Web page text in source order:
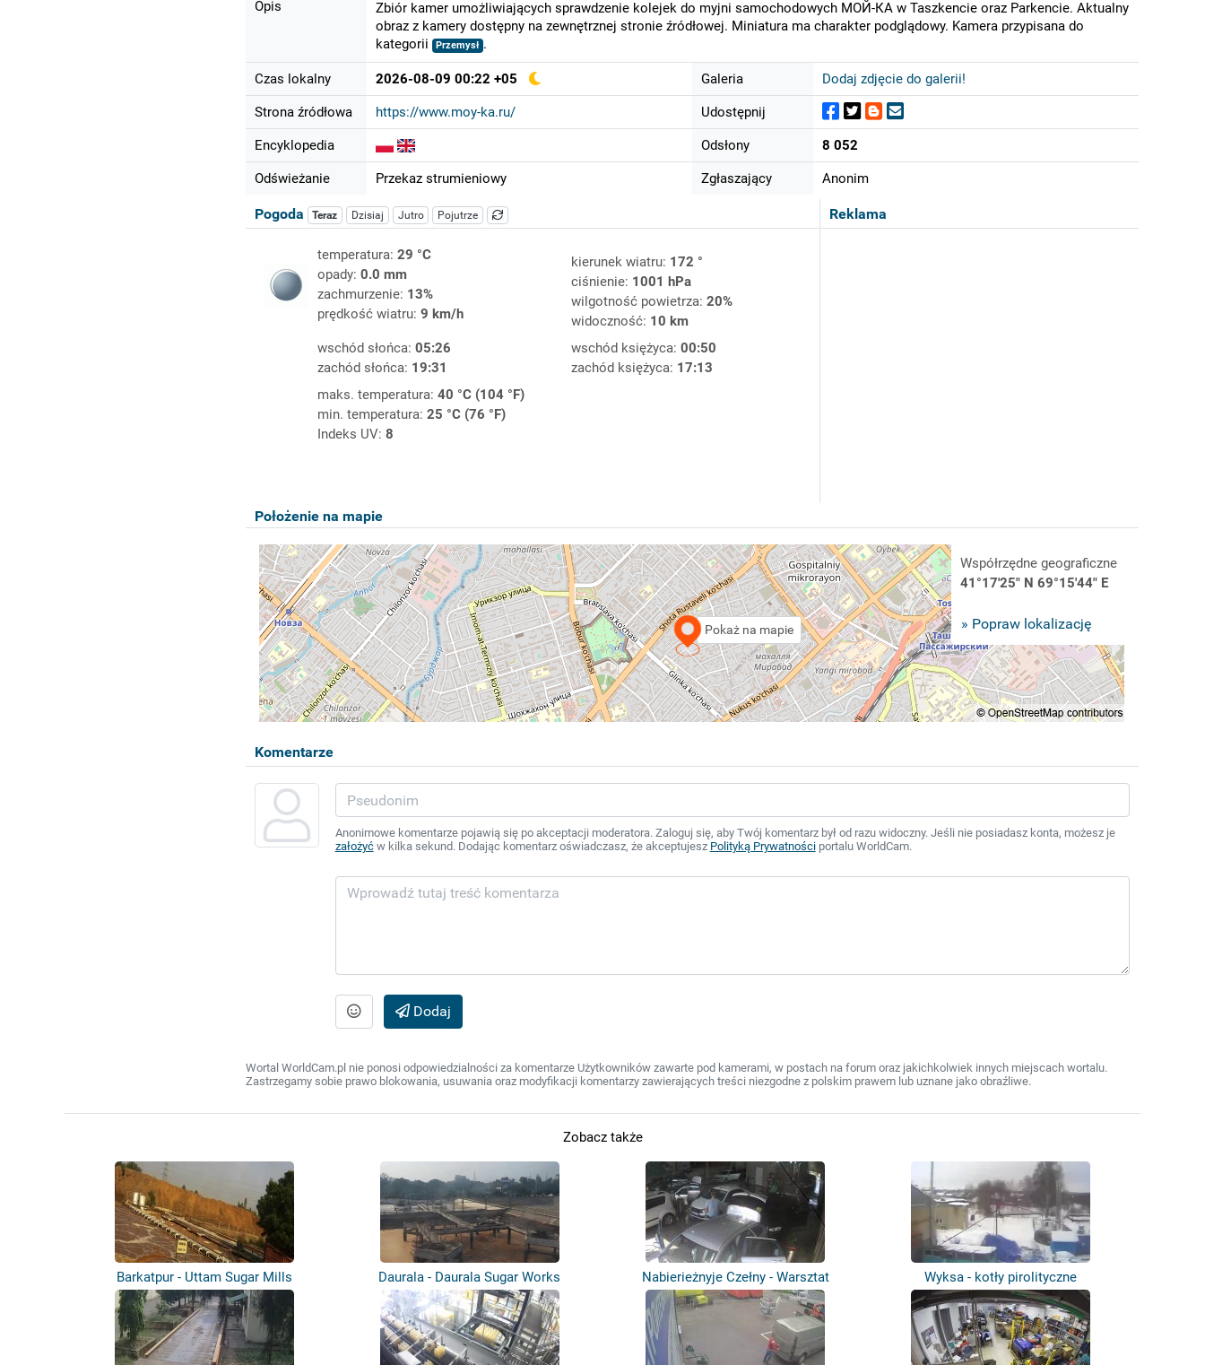
Opis
Zbiór kamer umożliwiających sprawdzenie kolejek do myjni samochodowych МОЙ-КА w Taszkencie oraz Parkencie. Aktualny
obraz z kamery dostępny na zewnętrznej stronie źródłowej. Miniatura ma charakter podglądowy. Kamera przypisana do
kategorii
Przemysł .
Czas lokalny 2026-08-09 00:22 +05
Strona źródłowa https://www.moy-ka.ru/
Encyklopedia
Odświeżanie Przekaz strumieniowy
Galeria Dodaj zdjęcie do galerii!
Udostępnij
Odsłony 8 052
Zgłaszający Anonim
Reklama
Pogoda Teraz Dzisiaj Jutro Pojutrze
temperatura: 29 °C
opady: 0.0 mm
zachmurzenie: 13%
prędkość wiatru: 9 km/h
kierunek wiatru: 172 °
ciśnienie: 1001 hPa
wilgotność powietrza: 20%
widoczność: 10 km
wschód słońca: 05:26
zachód słońca: 19:31
wschód księżyca: 00:50
zachód księżyca: 17:13
maks. temperatura: 40 °C (104 °F)
min. temperatura: 25 °C (76 °F)
Indeks UV: 8
Położenie na mapie
Pokaż na mapie
Współrzędne geograficzne
41°17'25" N 69°15'44" E
» Popraw lokalizację
Komentarze
Anonimowe komentarze pojawią się po akceptacji moderatora. Zaloguj się, aby Twój komentarz był od razu widoczny. Jeśli nie posiadasz konta, możesz je
założyćw kilka sekund. Dodając komentarz oświadczasz, że akceptujesz Polityką Prywatnościportalu WorldCam.
Dodaj
Wortal WorldCam.pl nie ponosi odpowiedzialności za komentarze Użytkowników zawarte pod kamerami, w postach na forum oraz jakichkolwiek innych miejscach wortalu.
Zastrzegamy sobie prawo blokowania, usuwania oraz modyfikacji komentarzy zawierających treści niezgodne z polskim prawem lub uznane jako obraźliwe.
Zobacz także
Barkatpur - Uttam Sugar Mills Daurala - Daurala Sugar Works
Nabierieżnyje Czełny - Warsztat
samochod...
Wyksa - kotły pirolityczne